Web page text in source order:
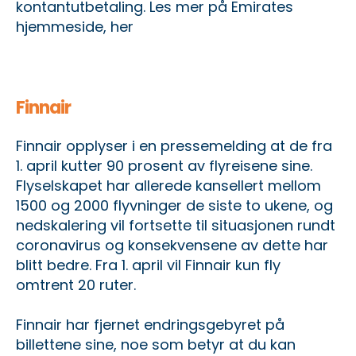
kontantutbetaling. Les mer på Emirates
hjemmeside, her
Finnair
Finnair opplyser i en pressemelding at de fra
1. april kutter 90 prosent av flyreisene sine.
Flyselskapet har allerede kansellert mellom
1500 og 2000 flyvninger de siste to ukene, og
nedskalering vil fortsette til situasjonen rundt
coronavirus og konsekvensene av dette har
blitt bedre. Fra 1. april vil Finnair kun fly
omtrent 20 ruter.
Finnair har fjernet endringsgebyret på
billettene sine, noe som betyr at du kan